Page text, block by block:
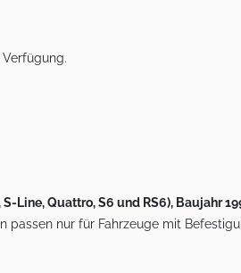
Quattro, S6 und RS6), Baujahr
nur für Fahrzeuge mit